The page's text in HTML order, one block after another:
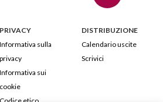
PRIVACY
Informativa sulla
privacy
Informativa sui
cookie
DISTRIBUZIONE
Calendario uscite
Scrivici